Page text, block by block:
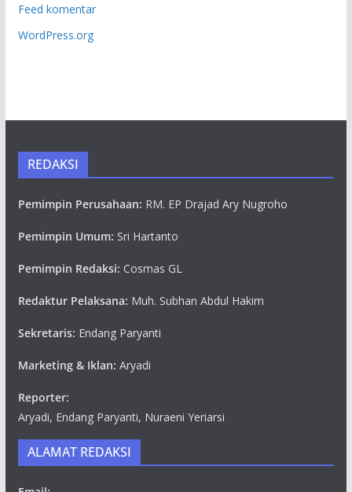
Feed komentar
WordPress.org
REDAKSI
Pemimpin Perusahaan: RM. EP Drajad Ary Nugroho
Pemimpin Umum: Sri Hartanto
Pemimpin Redaksi: Cosmas GL
Redaktur Pelaksana: Muh. Subhan Abdul Hakim
Sekretaris: Endang Paryanti
Marketing & Iklan: Aryadi
Reporter:
Aryadi, Endang Paryanti, Nuraeni Yeriarsi
ALAMAT REDAKSI